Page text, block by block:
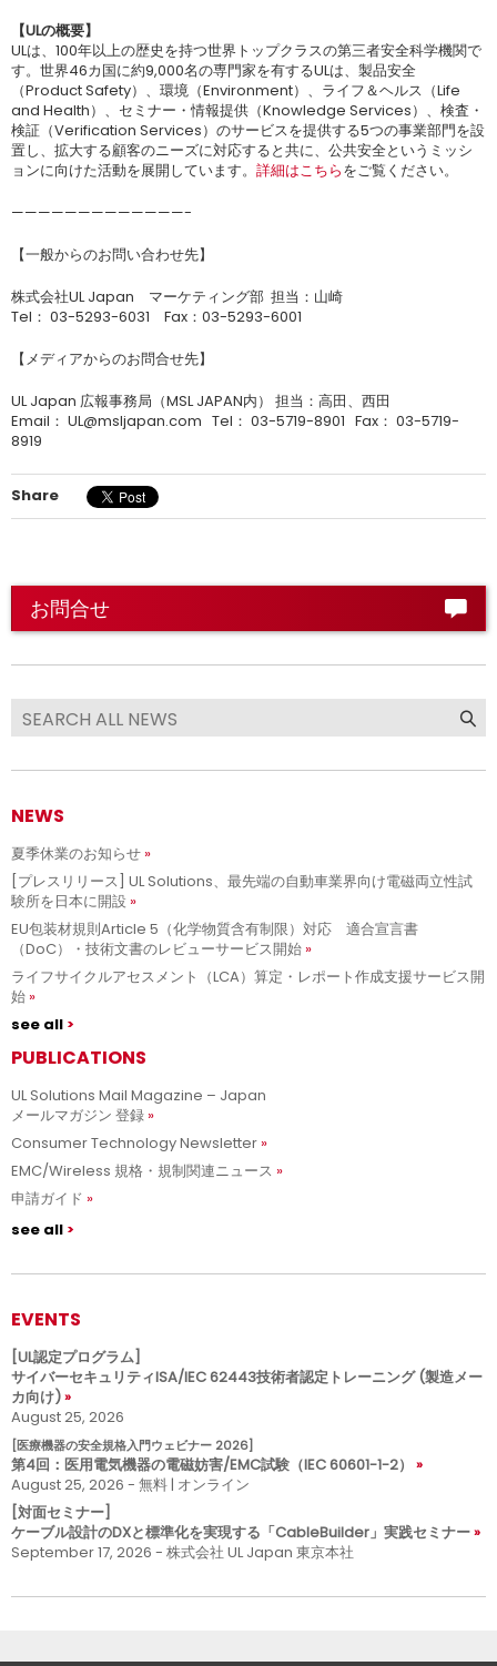
【ULの概要】
ULは、100年以上の歴史を持つ世界トップクラスの第三者安全科学機関で
す。世界46カ国に約9,000名の専門家を有するULは、製品安全
（Product Safety）、環境（Environment）、ライフ＆ヘルス（Life
and Health）、セミナー・情報提供（Knowledge Services）、検査・
検証（Verification Services）のサービスを提供する5つの事業部門を設
置し、拡大する顧客のニーズに対応すると共に、公共安全というミッシ
ョンに向けた活動を展開しています。 詳細はこちらをご覧ください。
—————————————-
【一般からのお問い合わせ先】
株式会社UL Japan マーケティング部 担当：山崎
Tel： 03-5293-6031 Fax：03-5293-6001
【メディアからのお問合せ先】
UL Japan 広報事務局（MSL JAPAN内） 担当：高田、西田
Email： UL@msljapan.com Tel： 03-5719-8901 Fax： 03-5719-
8919
Share
お問合せ
NEWS
夏季休業のお知らせ
[プレスリリース] UL Solutions、最先端の自動車業界向け電磁両立性試
験所を日本に開設
EU包装材規則Article 5（化学物質含有制限）対応 適合宣言書
（DoC）・技術文書のレビューサービス開始
ライフサイクルアセスメント（LCA）算定・レポート作成支援サービス開
始
see all
PUBLICATIONS
UL Solutions Mail Magazine – Japan
メールマガジン 登録
Consumer Technology Newsletter
EMC/Wireless 規格・規制関連ニュース
申請ガイド
see all
EVENTS
[UL認定プログラム]
サイバーセキュリティISA/IEC 62443技術者認定トレーニング (製造メー
カ向け)
August 25, 2026
[医療機器の安全規格入門ウェビナー 2026]
第4回：医用電気機器の電磁妨害/EMC試験（IEC 60601-1-2）
August 25, 2026 - 無料 | オンライン
[対面セミナー]
ケーブル設計のDXと標準化を実現する「CableBuilder」実践セミナー
September 17, 2026 - 株式会社 UL Japan 東京本社